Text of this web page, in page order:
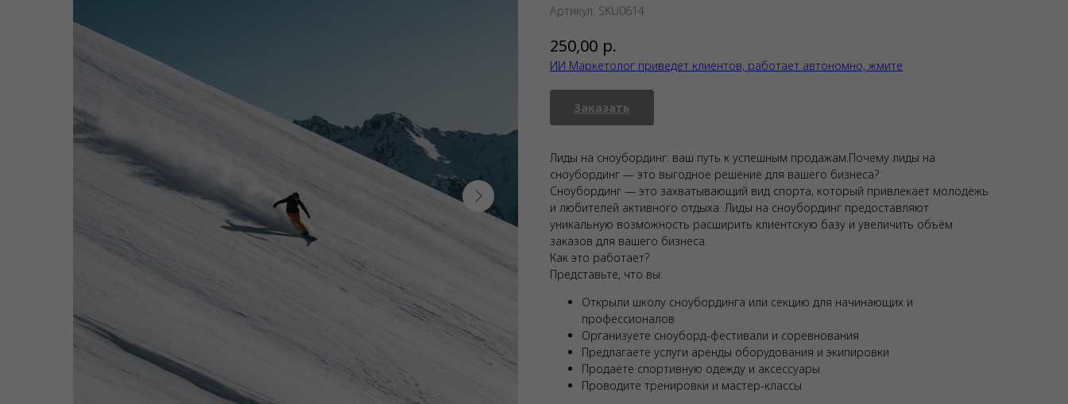
Артикул: SKU0614
250,00 р.
ИИ Маркетолог приведет клиентов, работает автономно, жмите
Заказать
Лиды на сноубординг: ваш путь к успешным продажам.Почему лиды на
сноубординг — это выгодное решение для вашего бизнеса?
Сноубординг — это захватывающий вид спорта, который привлекает молодёжь
и любителей активного отдыха. Лиды на сноубординг предоставляют
уникальную возможность расширить клиентскую базу и увеличить объём
заказов для вашего бизнеса.
Как это работает?
Представьте, что вы:
Открыли школу сноубординга или секцию для начинающих и
профессионалов
Организуете сноуборд-фестивали и соревнования
Предлагаете услуги аренды оборудования и экипировки
Продаёте спортивную одежду и аксессуары
Проводите тренировки и мастер-классы